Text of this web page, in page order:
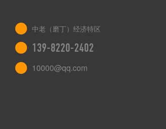
中老（磨丁）经济特区
139-8220-2402
10000@qq.com